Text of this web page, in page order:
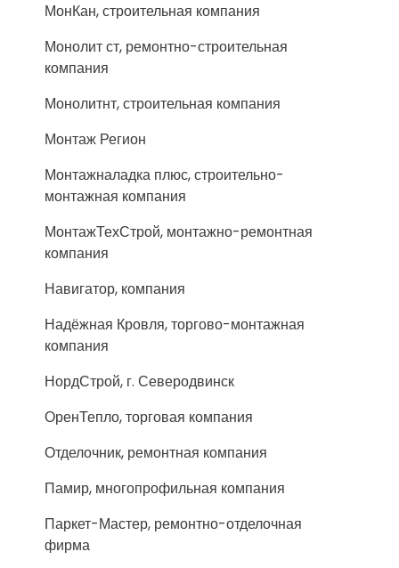
МонКан, строительная компания
Монолит ст, ремонтно-строительная
компания
Монолитнт, строительная компания
Монтаж Регион
Монтажналадка плюс, строительно-
монтажная компания
МонтажТехСтрой, монтажно-ремонтная
компания
Навигатор, компания
Надёжная Кровля, торгово-монтажная
компания
НордСтрой, г. Северодвинск
ОренТепло, торговая компания
Отделочник, ремонтная компания
Памир, многопрофильная компания
Паркет-Мастер, ремонтно-отделочная
фирма